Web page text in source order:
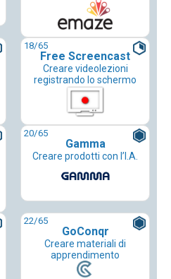
18/65
Free Screencast
Creare videolezioni
registrando lo schermo
20/65
Gamma
Creare prodotti con l’I.A.
22/65
GoConqr
Creare materiali di
apprendimento